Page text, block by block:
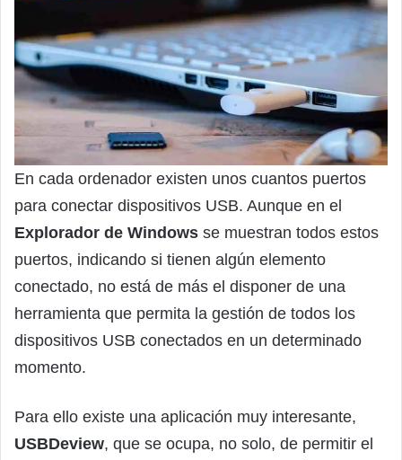
En cada ordenador existen unos cuantos puertos
para conectar dispositivos USB. Aunque en el
Explorador de Windows se muestran todos estos
puertos, indicando si tienen algún elemento
conectado, no está de más el disponer de una
herramienta que permita la gestión de todos los
dispositivos USB conectados en un determinado
momento.
Para ello existe una aplicación muy interesante,
USBDeview, que se ocupa, no solo, de permitir el